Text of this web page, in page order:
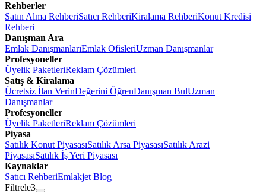
Rehberler
Satın Alma RehberiSatıcı RehberiKiralama RehberiKonut Kredisi
Rehberi
Danışman Ara
Emlak DanışmanlarıEmlak OfisleriUzman Danışmanlar
Profesyoneller
Üyelik PaketleriReklam Çözümleri
Satış & Kiralama
Ücretsiz İlan VerinDeğerini ÖğrenDanışman BulUzman
Danışmanlar
Profesyoneller
Üyelik PaketleriReklam Çözümleri
Piyasa
Satılık Konut PiyasasıSatılık Arsa PiyasasıSatılık Arazi
PiyasasıSatılık İş Yeri Piyasası
Kaynaklar
Satıcı RehberiEmlakjet Blog
Filtrele3